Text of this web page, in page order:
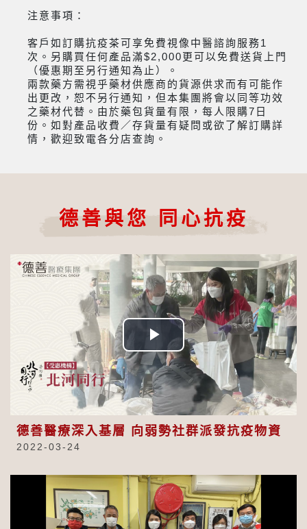
注意事項：
客戶如訂購抗疫茶可享免費視像中醫諮詢服務1
次。另購買任何產品滿$2,000更可以免費送貨上門
（優惠期至另行通知為止）。
兩款藥方需視乎藥材供應商的貨源供求而有可能作
出更改，恕不另行通知，但本集團將會以同等功效
之藥材代替。由於藥包貨量有限，每人限購7日
份。如對產品收費／存貨量有疑問或欲了解訂購詳
情，歡迎致電各分店查詢。
德善與您 同心抗疫
Play
Video
德善醫療深入基層 向弱勢社群派發抗疫物資
2022-03-24